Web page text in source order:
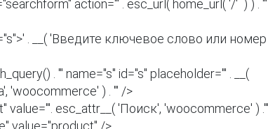
'woocommerce' ) . '" />